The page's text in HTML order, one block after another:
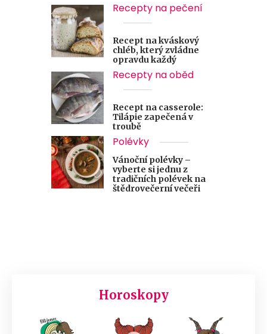
Recepty na pečení
Recept na kváskový
chléb, který zvládne
opravdu každý
Recepty na oběd
Recept na casserole:
Tilápie zapečená v
troubě
Polévky
Vánoční polévky –
vyberte si jednu z
tradičních polévek na
štědrovečerní večeři
Horoskopy